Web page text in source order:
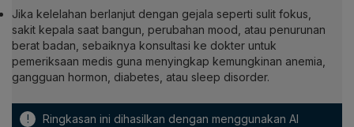
Jika kelelahan berlanjut dengan gejala seperti sulit fokus,
sakit kepala saat bangun, perubahan mood, atau penurunan
berat badan, sebaiknya konsultasi ke dokter untuk
pemeriksaan medis guna menyingkap kemungkinan anemia,
gangguan hormon, diabetes, atau sleep disorder.
! Ringkasan ini dihasilkan dengan menggunakan AI